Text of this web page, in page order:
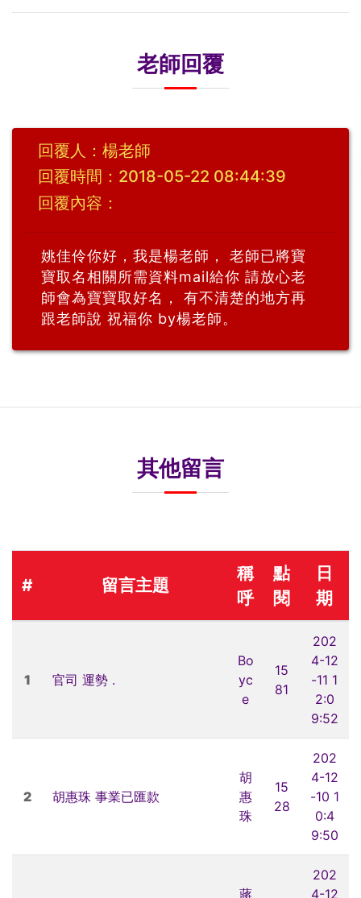
老師回覆
回覆人：楊老師
回覆時間：2018-05-22 08:44:39
回覆內容：
姚佳伶你好，我是楊老師， 老師已將寶
寶取名相關所需資料mail給你 請放心老
師會為寶寶取好名， 有不清楚的地方再
跟老師說 祝福你 by楊老師。
其他留言
# 留言主題
稱
呼
點
閱
日
期
1 官司 運勢 .
Bo
yc
e
15
81
202
4-12
-11 1
2:0
9:52
2 胡惠珠 事業已匯款
胡
惠
珠
15
28
202
4-12
-10 1
0:4
9:50
蔣
202
4-12